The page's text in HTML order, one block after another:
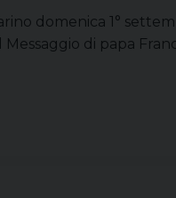
domenica 1°
di papa